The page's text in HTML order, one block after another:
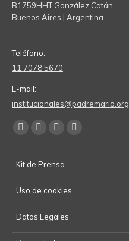
B1759HHT González Catán
Buenos Aires | Argentina
Teléfono:
11 7078 5670
E-mail:
institucionales@padremario.org
Find us on:
opens
in
new
window
opens
in
new
window
opens
in
new
window
in
Kit de Prensa
Uso de cookies
Datos Legales